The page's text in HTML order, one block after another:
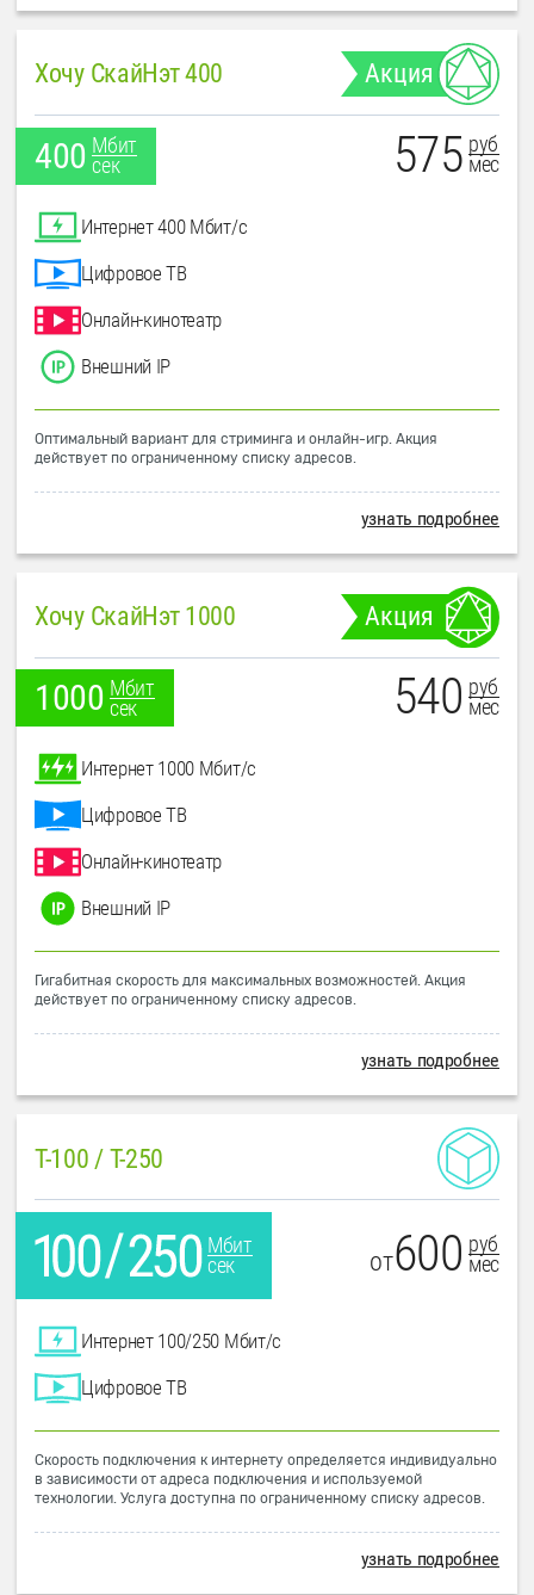
Хочу СкайНэт 400 Акция
400 Мбит
сек
575 руб
мес
Интернет 400 Мбит/с
Цифровое ТВ
Онлайн-кинотеатр
Внешний IP
Оптимальный вариант для стриминга и онлайн-игр. Акция
действует по ограниченному списку адресов.
узнать подробнее
Хочу СкайНэт 1000 Акция
1000 Мбит
сек
540 руб
мес
Интернет 1000 Мбит/с
Цифровое ТВ
Онлайн-кинотеатр
Внешний IP
Гигабитная скорость для максимальных возможностей. Акция
действует по ограниченному списку адресов.
узнать подробнее
T-100 / T-250
Мбит
сек
от600 руб
мес
Интернет 100/250 Мбит/с
Цифровое ТВ
Скорость подключения к интернету определяется индивидуально
в зависимости от адреса подключения и используемой
технологии. Услуга доступна по ограниченному списку адресов.
узнать подробнее